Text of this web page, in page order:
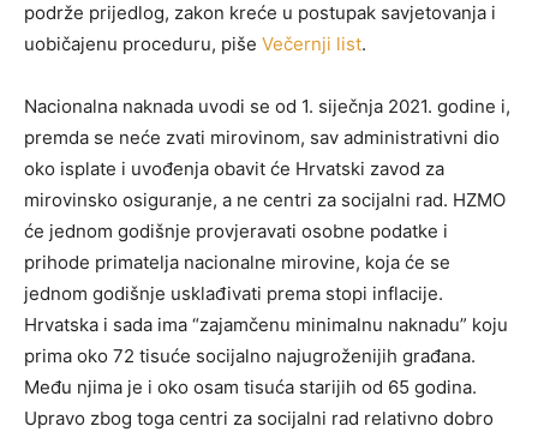
podrže prijedlog, zakon kreće u postupak savjetovanja i
uobičajenu proceduru, piše Večernji list.
Nacionalna naknada uvodi se od 1. siječnja 2021. godine i,
premda se neće zvati mirovinom, sav administrativni dio
oko isplate i uvođenja obavit će Hrvatski zavod za
mirovinsko osiguranje, a ne centri za socijalni rad. HZMO
će jednom godišnje provjeravati osobne podatke i
prihode primatelja nacionalne mirovine, koja će se
jednom godišnje usklađivati prema stopi inflacije.
Hrvatska i sada ima “zajamčenu minimalnu naknadu” koju
prima oko 72 tisuće socijalno najugroženijih građana.
Među njima je i oko osam tisuća starijih od 65 godina.
Upravo zbog toga centri za socijalni rad relativno dobro